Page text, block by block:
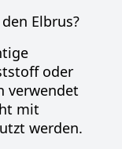
Elbrus?
oder
verwendet
mit
werden.